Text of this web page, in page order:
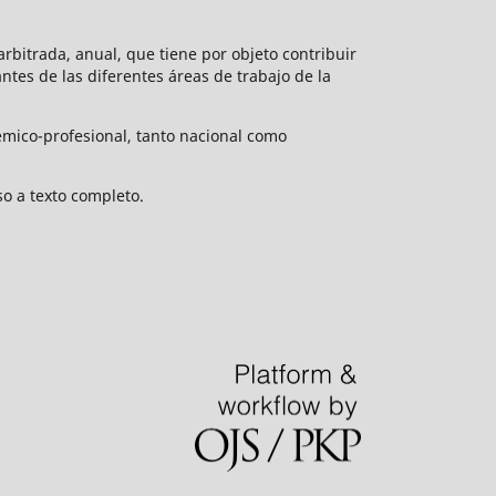
anual, que tiene por objeto contribuir
de las diferentes áreas de trabajo de la
profesional, tanto nacional como
a texto completo.